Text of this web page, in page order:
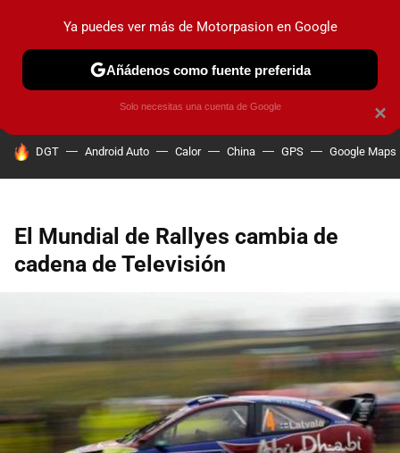
PRUEBAS COCHES ELÉCTRICOS OBSERVATORIO
HOY SE HABLA DE
DGT Android Auto Calor China GPS Google Maps
El Mundial de Rallyes cambia de
cadena de Televisión
×
Ya puedes ver más de Motorpasion en Google
Añádenos como fuente preferida
Solo necesitas una cuenta de Google